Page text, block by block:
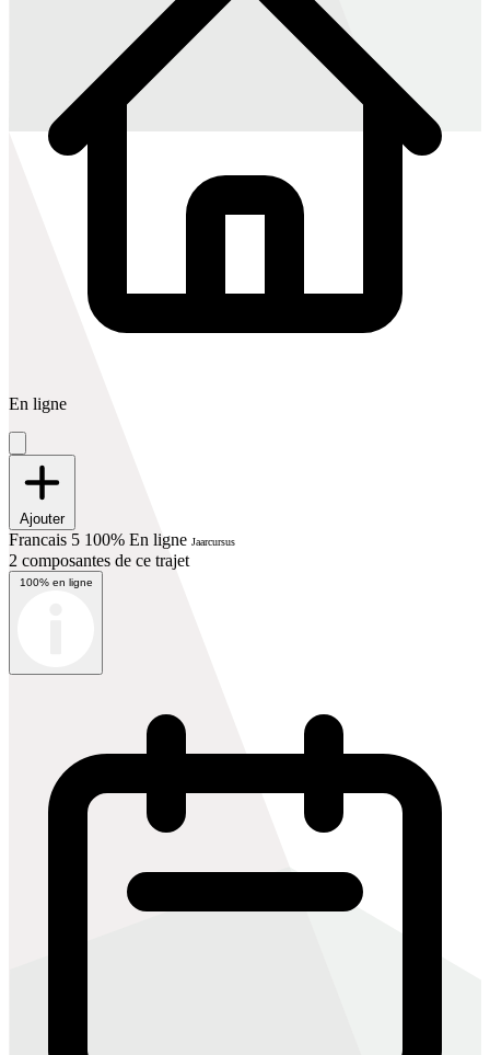
En ligne
Ajouter
Francais 5 100% En ligne Jaarcursus
2 composantes de ce trajet
100% en ligne